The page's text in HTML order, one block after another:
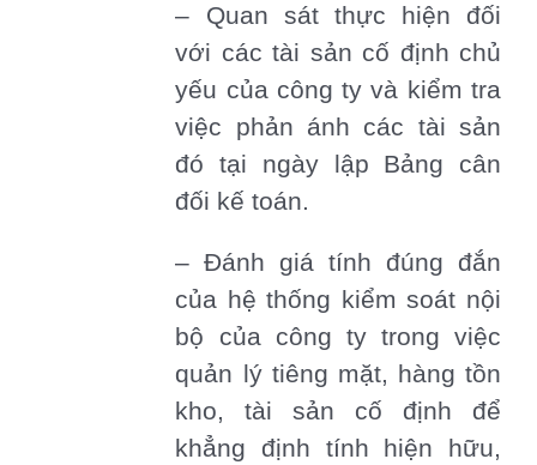
– Quan sát thực hiện đối
với các tài sản cố định chủ
yếu của công ty và kiểm tra
việc phản ánh các tài sản
đó tại ngày lập Bảng cân
đối kế toán.
– Đánh giá tính đúng đắn
của hệ thống kiểm soát nội
bộ của công ty trong việc
quản lý tiêng mặt, hàng tồn
kho, tài sản cố định để
khẳng định tính hiện hữu,